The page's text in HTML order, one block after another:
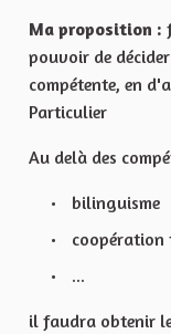
Ma proposition :
pouvoir de
compétente, en
Particulier
Au delà des
bilinguisme
...
il faudra obtenir